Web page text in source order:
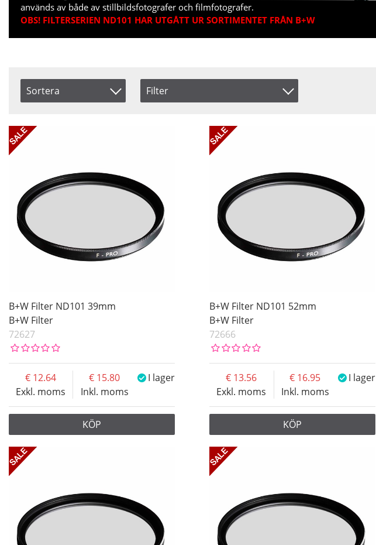
används av både av stillbildsfotografer och filmfotografer.
OBS! FILTERSERIEN ND101 HAR UTGÅTT UR SORTIMENTET FRÅN B+W
Sortera
Inkl. Moms
Storlek
Coating
Fattning
Filter
Pris
62 mm
67 mm
I lager
B+W Filter ND101 39mm
B+W Filter
72627
Exkl. moms
12.64
Inkl. moms
15.80 I lager
KÖP
B+W Filter ND101 52mm
B+W Filter
72666
Exkl. moms
13.56
Inkl. moms
16.95 I lager
KÖP